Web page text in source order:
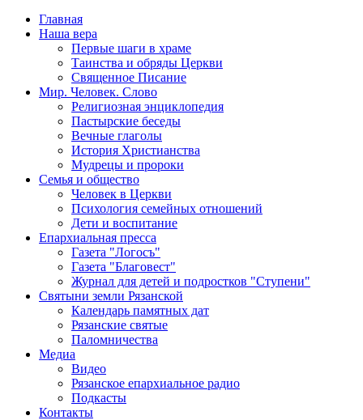
Главная
Наша вера
Первые шаги в храме
Таинства и обряды Церкви
Священное Писание
Мир. Человек. Слово
Религиозная энциклопедия
Пастырские беседы
Вечные глаголы
История Христианства
Мудрецы и пророки
Семья и общество
Человек в Церкви
Психология семейных отношений
Дети и воспитание
Епархиальная пресса
Газета "Логосъ"
Газета "Благовест"
Журнал для детей и подростков "Ступени"
Святыни земли Рязанской
Календарь памятных дат
Рязанские святые
Паломничества
Медиа
Видео
Рязанское епархиальное радио
Подкасты
Контакты